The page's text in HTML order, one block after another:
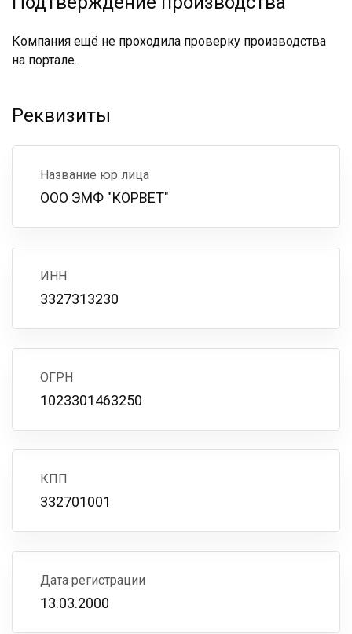
Компания ещё не проходила проверку производства
на портале.
Реквизиты
Название юр лица
ООО ЭМФ "КОРВЕТ"
ИНН
3327313230
ОГРН
1023301463250
КПП
332701001
Дата регистрации
13.03.2000